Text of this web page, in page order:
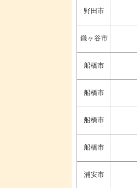
野田市
鎌ヶ谷市
船橋市
船橋市
船橋市
船橋市
浦安市